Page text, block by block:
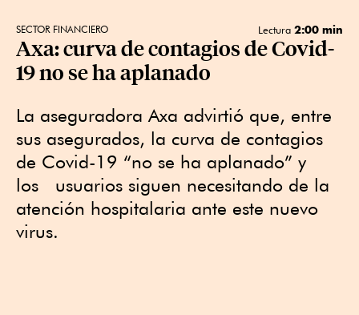
SECTOR FINANCIERO Lectura 2:00 min
Axa: curva de contagios de Covid-
19 no se ha aplanado
La aseguradora Axa advirtió que, entre
sus asegurados, la curva de contagios
de Covid-19 “no se ha aplanado” y
los usuarios siguen necesitando de la
atención hospitalaria ante este nuevo
virus.